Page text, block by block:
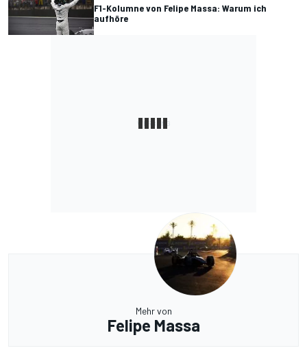
F1-Kolumne von Felipe Massa: Warum ich
aufhöre
Mehr von
Felipe Massa